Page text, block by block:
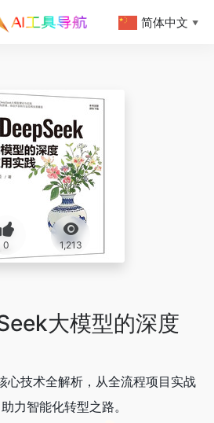
0 1,213
大模型的深度
心技术全解析，从全流程项目实战
力智能化转型之路。
简体中文 ▼